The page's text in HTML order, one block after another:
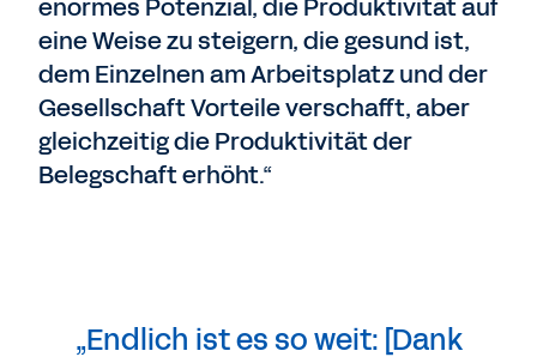
enormes Potenzial, die Produktivität auf
eine Weise zu steigern, die gesund ist,
dem Einzelnen am Arbeitsplatz und der
Gesellschaft Vorteile verschafft, aber
gleichzeitig die Produktivität der
Belegschaft erhöht.“
„Endlich ist es so weit: [Dank